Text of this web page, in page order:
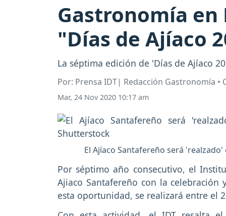
Gastronomía
"Días de Ajíaco
La séptima edición de 'Días de Ajíaco
Por: Prensa IDT| Redacción Gastronomía •
Mar, 24 Nov 2020 10:17 am
El Ajíaco Santafereño será
Por séptimo año consecutivo, el
Ajiaco Santafereño con la
esta oportunidad, se realizará entre el